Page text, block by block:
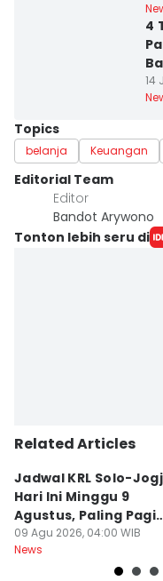
4
14
Topics
belanja Keuangan
Editorial Team
Editor
Bandot Arywono
Tonton lebih seru di
Related Articles
Jadwal KRL Solo-
Hari Ini Minggu 9
Agustus, Paling Pagi
Berangkat Pukul
09 Agu 2026, 04:00 WIB
News